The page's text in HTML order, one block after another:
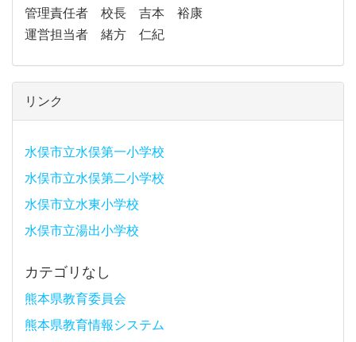
管理責任者 校長 吉本 裕康
運営担当者 緒方 仁紀
リンク
水俣市立水俣第一小学校
水俣市立水俣第二小学校
水俣市立水東小学校
水俣市立湯出小学校
カテゴリなし
熊本県教育委員会
熊本県教育情報システム